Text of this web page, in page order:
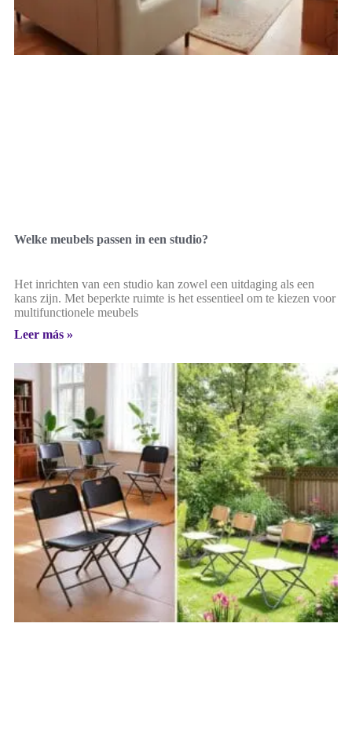
Welke meubels passen in een studio?
Het inrichten van een studio kan zowel een uitdaging als een
kans zijn. Met beperkte ruimte is het essentieel om te kiezen voor
multifunctionele meubels
Leer más »